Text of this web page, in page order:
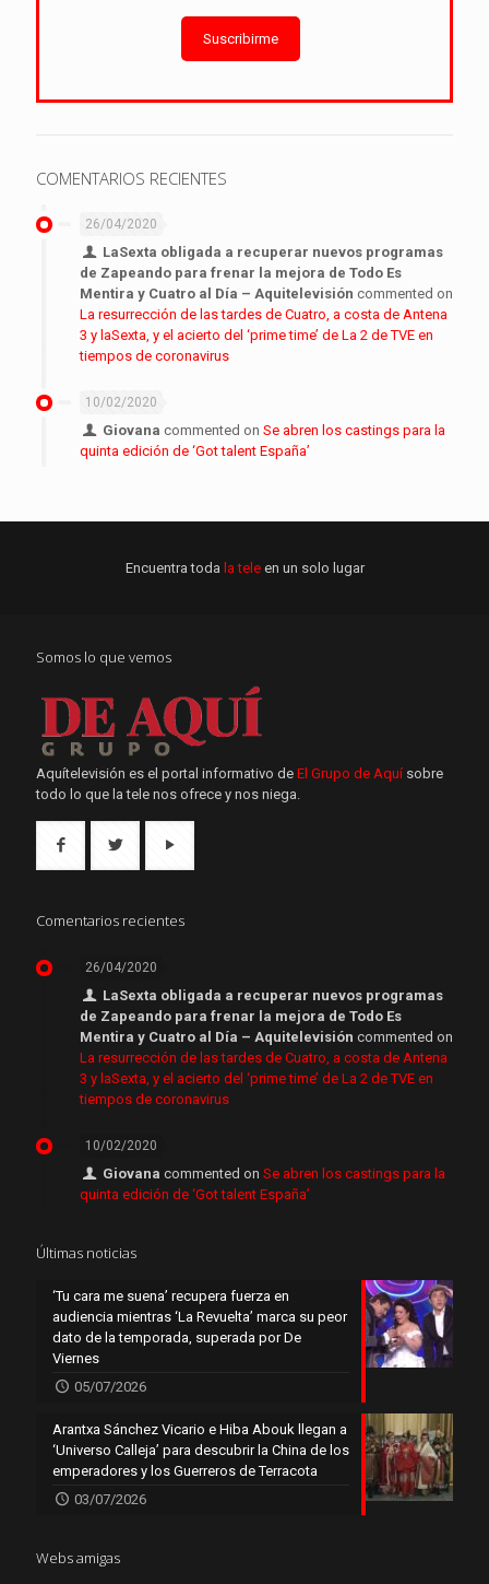
Suscribirme
COMENTARIOS RECIENTES
26/04/2020
LaSexta obligada a recuperar nuevos programas
de Zapeando para frenar la mejora de Todo Es
Mentira y Cuatro al Día – Aquitelevisión commented on
La resurrección de las tardes de Cuatro, a costa de Antena
3 y laSexta, y el acierto del ‘prime time’ de La 2 de TVE en
tiempos de coronavirus
10/02/2020
Giovana commented onSe abren los castings para la
quinta edición de ‘Got talent España’
Encuentra toda la tele en un solo lugar
Somos lo que vemos
Aquítelevisión es el portal informativo de El Grupo de Aquí sobre
todo lo que la tele nos ofrece y nos niega.
Comentarios recientes
26/04/2020
LaSexta obligada a recuperar nuevos programas
de Zapeando para frenar la mejora de Todo Es
Mentira y Cuatro al Día – Aquitelevisión commented on
La resurrección de las tardes de Cuatro, a costa de Antena
3 y laSexta, y el acierto del ‘prime time’ de La 2 de TVE en
tiempos de coronavirus
10/02/2020
Giovana commented onSe abren los castings para la
quinta edición de ‘Got talent España’
Últimas noticias
‘Tu cara me suena’ recupera fuerza en
audiencia mientras ‘La Revuelta’ marca su peor
dato de la temporada, superada por De
Viernes
05/07/2026
Arantxa Sánchez Vicario e Hiba Abouk llegan a
‘Universo Calleja’ para descubrir la China de los
emperadores y los Guerreros de Terracota
03/07/2026
Webs amigas